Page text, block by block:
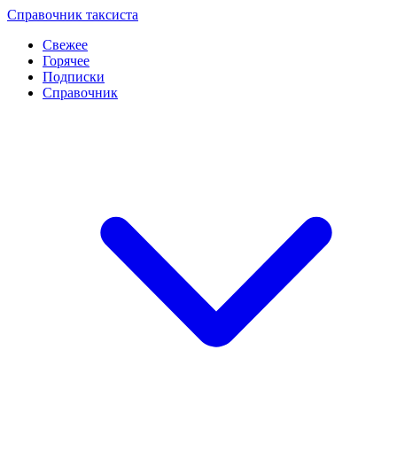
Перейти
контенту
Справочник таксиста
Свежее
Горячее
Подписки
Справочник